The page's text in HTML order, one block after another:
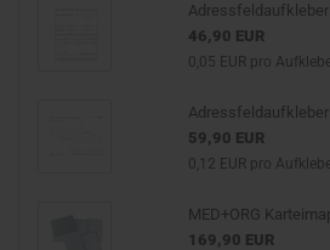
Adressfeldaufkleber
46,90 EUR
0,05 EUR pro
Adressfeldaufkleber
59,90 EUR
0,12 EUR pro
MED+ORG
169,90 EUR